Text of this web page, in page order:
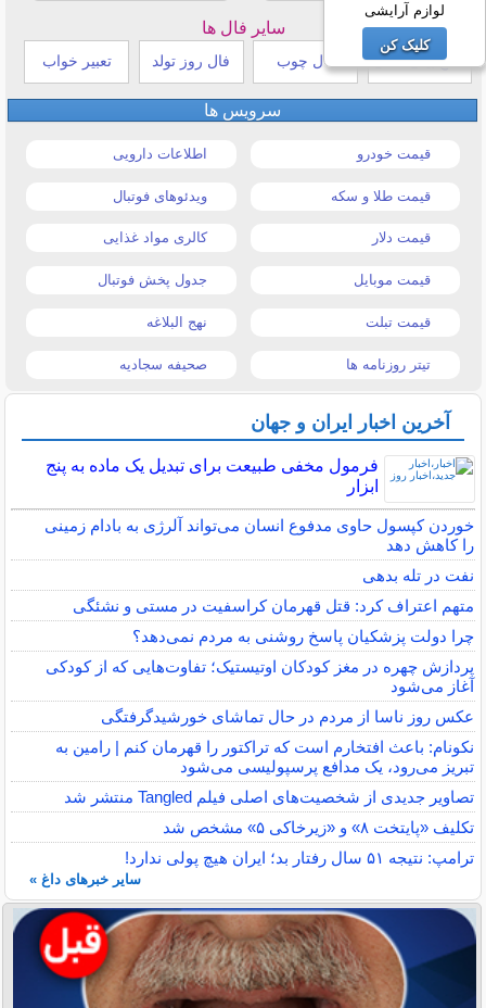
سایر فال ها
طالع بینی هندی فال چوب فال روز تولد تعبیر خواب
سرویس ها
قیمت خودرو اطلاعات دارویی
قیمت طلا و سکه ویدئوهای فوتبال
قیمت دلار کالری مواد غذایی
قیمت موبایل جدول پخش فوتبال
قیمت تبلت نهج البلاغه
تیتر روزنامه ها صحیفه سجادیه
آخرین اخبار ایران و جهان
فرمول مخفی طبیعت برای تبدیل یک ماده به پنج
ابزار
خوردن کپسول حاوی مدفوع انسان می‌تواند آلرژی به بادام زمینی
را کاهش دهد
نفت در تله بدهی
متهم اعتراف کرد: قتل قهرمان کراسفیت در مستی و نشئگی
چرا دولت پزشکیان پاسخ روشنی به مردم نمی‌دهد؟
پردازش چهره در مغز کودکان اوتیستیک؛ تفاوت‌هایی که از کودکی
آغاز می‌شود
عکس روز ناسا از مردم در حال تماشای خورشیدگرفتگی
نکونام: باعث افتخارم است که تراکتور را قهرمان کنم | رامین به
تبریز می‌رود، یک مدافع پرسپولیسی می‌شود
تصاویر جدیدی از شخصیت‌های اصلی فیلم Tangled منتشر شد
تکلیف «پایتخت ۸» و «زیرخاکی ۵» مشخص شد
ترامپ: نتیجه ۵۱ سال رفتار بد؛ ایران هیچ پولی ندارد!
سایر خبرهای داغ »
لوازم آرایشی
کلیک کن